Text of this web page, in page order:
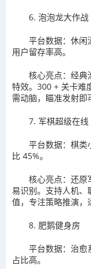
6. 泡泡龙大作战
平台数据：休闲
用户留存率高。
核心亮点：经典
特效。300 + 关卡难
需动脑，瞄准发射即
7. 军棋超级在线
平台数据：棋类
比 45%。
核心亮点：还原
易识别。支持人机、
值，专注策略推演，
8. 肥鹅健身房
平台数据：治愈
占比高。